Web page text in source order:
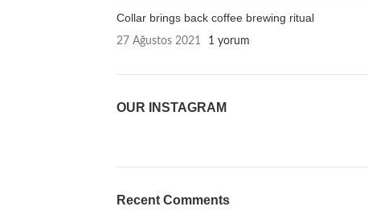
Collar brings back coffee brewing ritual
27 Ağustos 2021 1 yorum
OUR INSTAGRAM
Recent Comments